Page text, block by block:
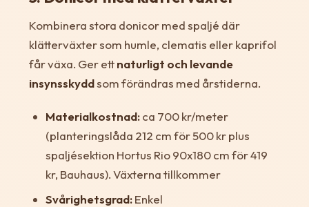
Kombinera stora donicor med spaljé där
klätterväxter som humle, clematis eller kaprifol
får växa. Ger ettnaturligt och levande
insynsskyddsom förändras med årstiderna.
Materialkostnad:ca 700 kr/meter
(planteringslåda 212 cm för 500 kr plus
spaljésektion Hortus Rio 90x180 cm för 419
kr, Bauhaus). Växterna tillkommer
Svårighetsgrad:Enkel